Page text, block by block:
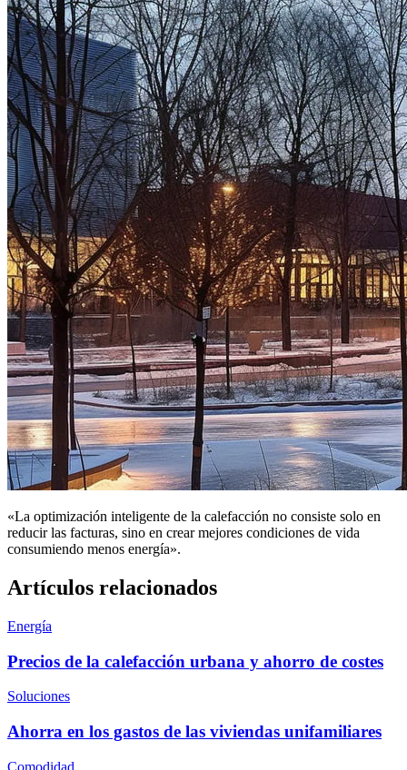
«La optimización inteligente de la calefacción no consiste solo en
reducir las facturas, sino en crear mejores condiciones de vida
consumiendo menos energía».
Artículos relacionados
Energía
Precios de la calefacción urbana y ahorro de costes
Soluciones
Ahorra en los gastos de las viviendas unifamiliares
Comodidad